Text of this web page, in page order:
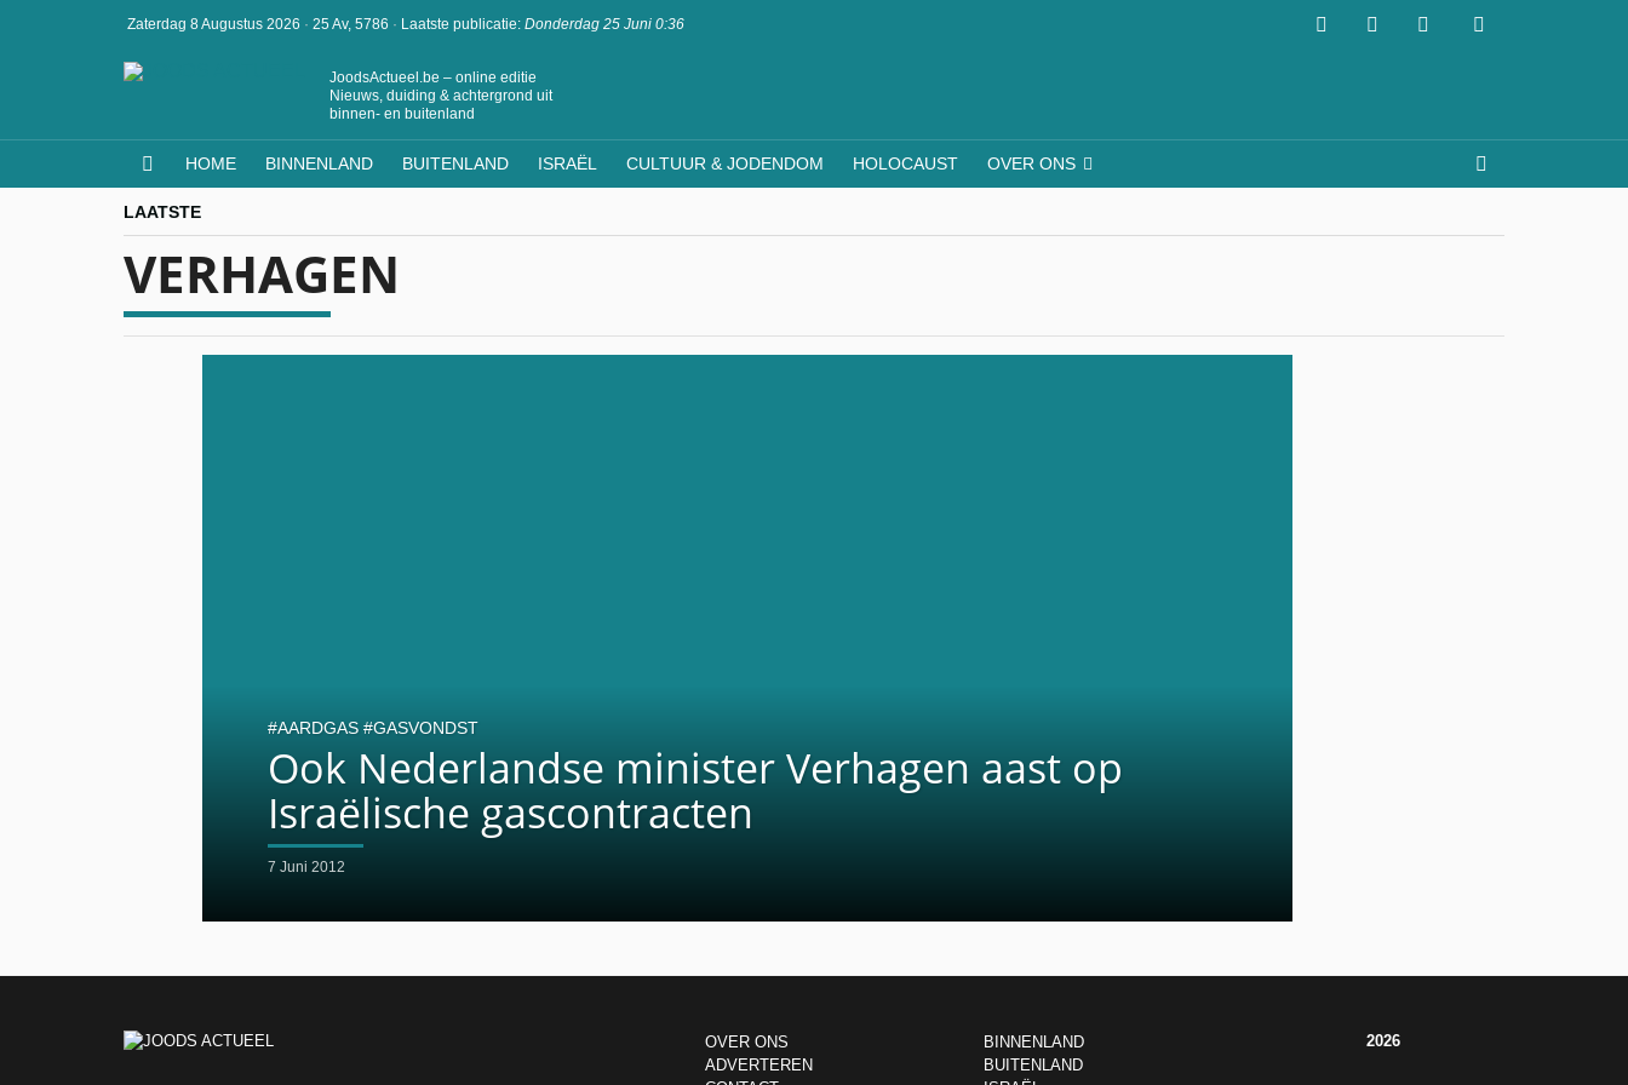
Zaterdag 8 Augustus 2026 · 25 Av, 5786 · Laatste publicatie: Donderdag 25 Juni 0:36
JoodsActueel.be – online editie
Nieuws, duiding & achtergrond uit
binnen- en buitenland
HOME BINNENLAND BUITENLAND ISRAËL CULTUUR & JODENDOM HOLOCAUST OVER ONS
LAATSTE
VERHAGEN
Ook Nederlandse minister Verhagen aast op
Israëlische gascontracten
7 Juni 2012
AARDGAS GASVONDST
OVER ONS
ADVERTEREN
BINNENLAND
BUITENLAND
2026